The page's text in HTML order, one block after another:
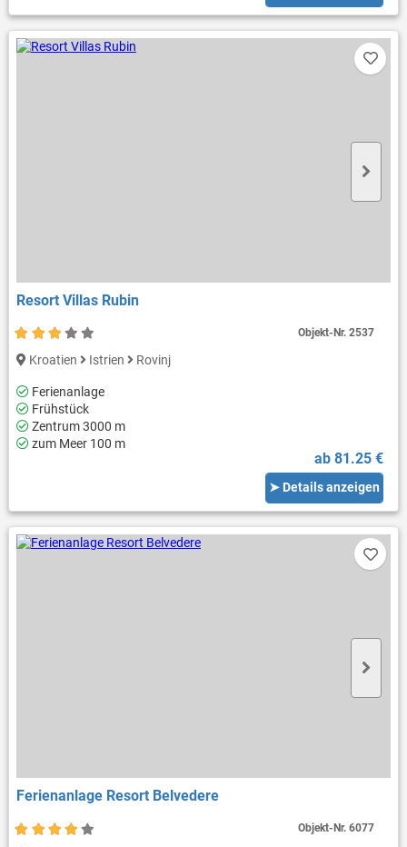
Resort Villas Rubin
Kroatien Istrien Rovinj
Ferienanlage
Frühstück
Zentrum 3000 m
zum Meer 100 m
ab 81.25 €
➤ Details anzeigen
Objekt-Nr.2537
Ferienanlage Resort Belvedere
Objekt-Nr.6077